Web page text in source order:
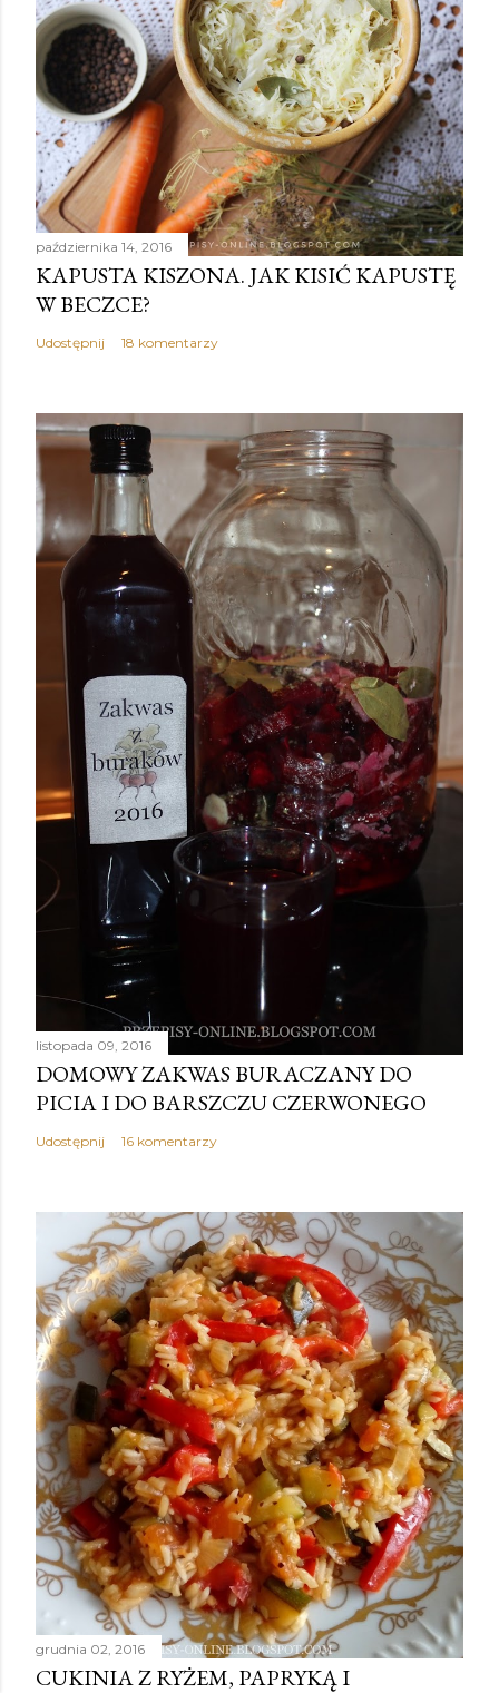
października 14, 2016
KAPUSTA KISZONA. JAK KISIĆ KAPUSTĘ
W BECZCE?
Udostępnij 18 komentarzy
listopada 09, 2016
DOMOWY ZAKWAS BURACZANY DO
PICIA I DO BARSZCZU CZERWONEGO
Udostępnij 16 komentarzy
grudnia 02, 2016
CUKINIA Z RYŻEM, PAPRYKĄ I